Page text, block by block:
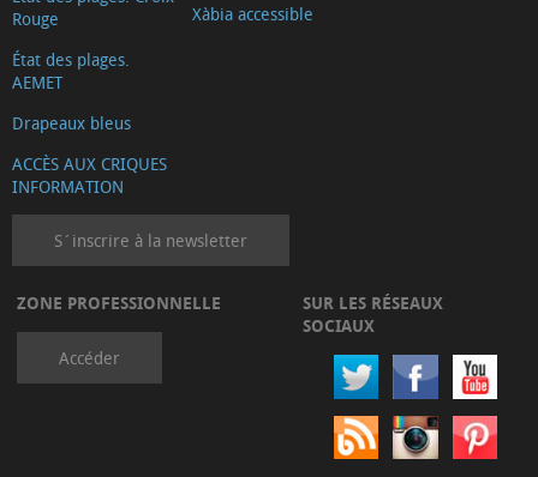
Rouge
État des plages.
AEMET
Drapeaux bleus
ACCÈS AUX CRIQUES
INFORMATION
Xàbia accessible
S´inscrire à la newsletter
ZONE PROFESSIONNELLE
Accéder
SUR LES RÉSEAUX
SOCIAUX